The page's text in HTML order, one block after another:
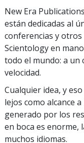
New Era
están dedicadas al
conferencias y
Scientology en
todo el mundo: a un
velocidad.
Cualquier idea, y
lejos como alcance
generado por los
en boca es enorme,
muchos idiomas.